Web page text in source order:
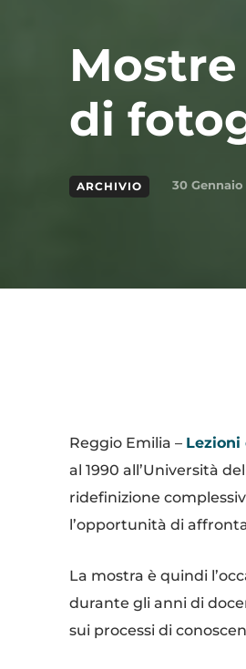
di
ARCHIVIO 30 Gennaio
Reggio Emilia – Lezioni
al 1990 all’Università
ridefinizione
l’opportunità di
La mostra è quindi
durante gli anni di
sui processi di